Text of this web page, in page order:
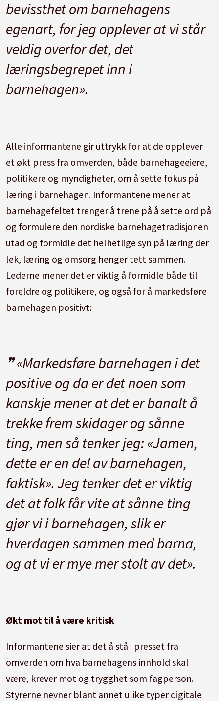
bevissthet om barnehagens
egenart, for jeg opplever at vi står
veldig overfor det, det
læringsbegrepet inn i
barnehagen».
Alle informantene gir uttrykk for at de opplever
et økt press fra omverden, både barnehageeiere,
politikere og myndigheter, om å sette fokus på
læring i barnehagen. Informantene mener at
barnehagefeltet trenger å trene på å sette ord på
og formulere den nordiske barnehagetradisjonen
utad og formidle det helhetlige syn på læring der
lek, læring og omsorg henger tett sammen.
Lederne mener det er viktig å formidle både til
foreldre og politikere, og også for å markedsføre
barnehagen positivt:
«Markedsføre barnehagen i det
positive og da er det noen som
kanskje mener at det er banalt å
trekke frem skidager og sånne
ting, men så tenker jeg: «Jamen,
dette er en del av barnehagen,
faktisk». Jeg tenker det er viktig
det at folk får vite at sånne ting
gjør vi i barnehagen, slik er
hverdagen sammen med barna,
og at vi er mye mer stolt av det».
Økt mot til å være kritisk
Informantene sier at det å stå i presset fra
omverden om hva barnehagens innhold skal
være, krever mot og trygghet som fagperson.
Styrerne nevner blant annet ulike typer digitale